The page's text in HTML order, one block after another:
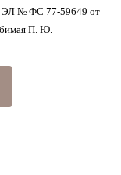
ЭЛ № ФС 77-59649 от
П. Ю.